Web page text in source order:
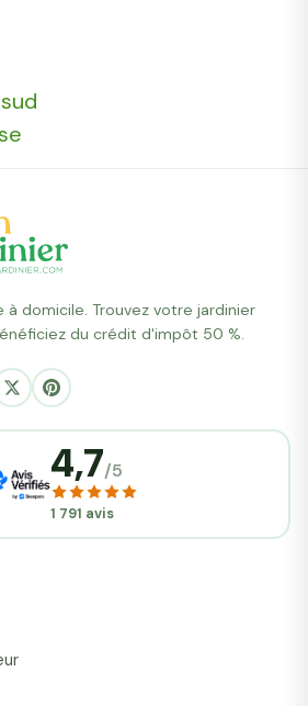
à domicile. Trouvez votre jardinier
du crédit d'impôt 50 %.
4,7/5
1 791 avis